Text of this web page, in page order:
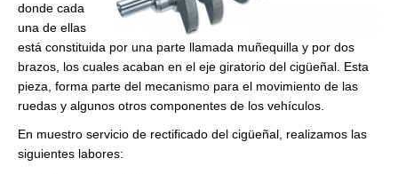
donde cada
una de ellas
está constituida por una parte llamada muñequilla y por dos
brazos, los cuales acaban en el eje giratorio del cigüeñal. Esta
pieza, forma parte del mecanismo para el movimiento de las
ruedas y algunos otros componentes de los vehículos.
En muestro servicio de rectificado del cigüeñal, realizamos las
siguientes labores: